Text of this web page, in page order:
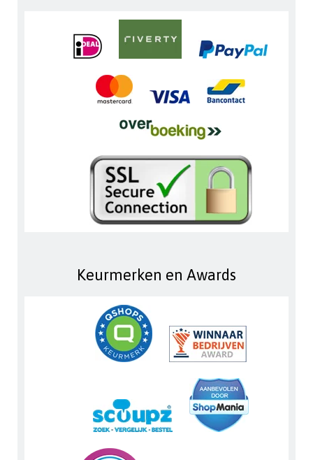
Keurmerken en Awards